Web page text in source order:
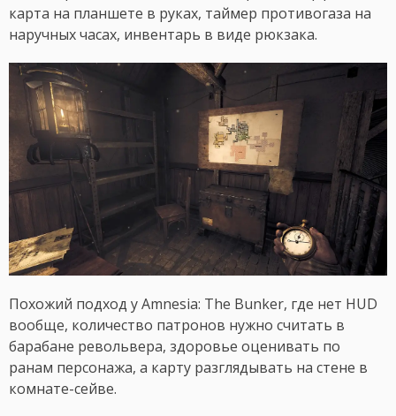
карта на планшете в руках, таймер противогаза на
наручных часах, инвентарь в виде рюкзака.
Похожий подход у Amnesia: The Bunker, где нет HUD
вообще, количество патронов нужно считать в
барабане револьвера, здоровье оценивать по
ранам персонажа, а карту разглядывать на стене в
комнате-сейве.